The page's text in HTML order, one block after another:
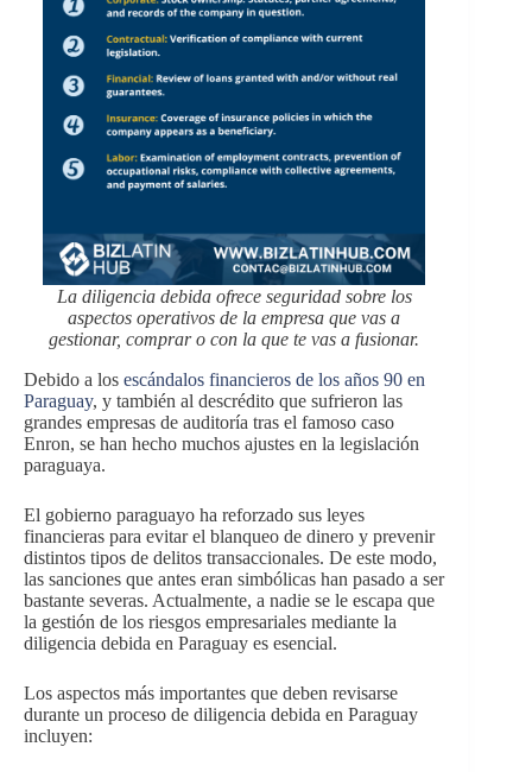
La diligencia debida ofrece seguridad sobre los
aspectos operativos de la empresa que vas a
gestionar, comprar o con la que te vas a fusionar.
Debido a los escándalos financieros de los años 90 en
Paraguay, y también al descrédito que sufrieron las
grandes empresas de auditoría tras el famoso caso
Enron, se han hecho muchos ajustes en la legislación
paraguaya.
El gobierno paraguayo ha reforzado sus leyes
financieras para evitar el blanqueo de dinero y prevenir
distintos tipos de delitos transaccionales. De este modo,
las sanciones que antes eran simbólicas han pasado a ser
bastante severas. Actualmente, a nadie se le escapa que
la gestión de los riesgos empresariales mediante la
diligencia debida en Paraguay es esencial.
Los aspectos más importantes que deben revisarse
durante un proceso de diligencia debida en Paraguay
incluyen: